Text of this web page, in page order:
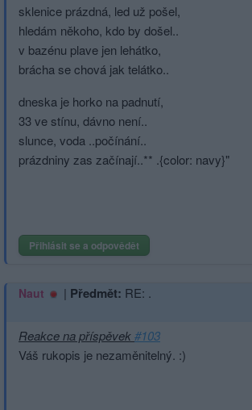
sklenice prázdná, led už pošel,
hledám někoho, kdo by došel..
v bazénu plave jen lehátko,
brácha se chová jak telátko..
dneska je horko na padnutí,
33 ve stínu, dávno není..
slunce, voda ..počínání..
prázdniny zas začínají..** .{color: navy}"
Přihlásit se a odpovědět
Naut | Předmět: RE: .
Reakce na příspěvek#103
Váš rukopis je nezaměnitelný. :)